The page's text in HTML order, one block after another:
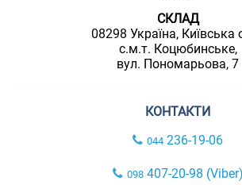
СКЛАД
08298 Україна, Київська
с.м.т. Коцюбинське,
вул. Пономарьова, 7
КОНТАКТИ
044 236-19-06
098407-20-98 (Viber)